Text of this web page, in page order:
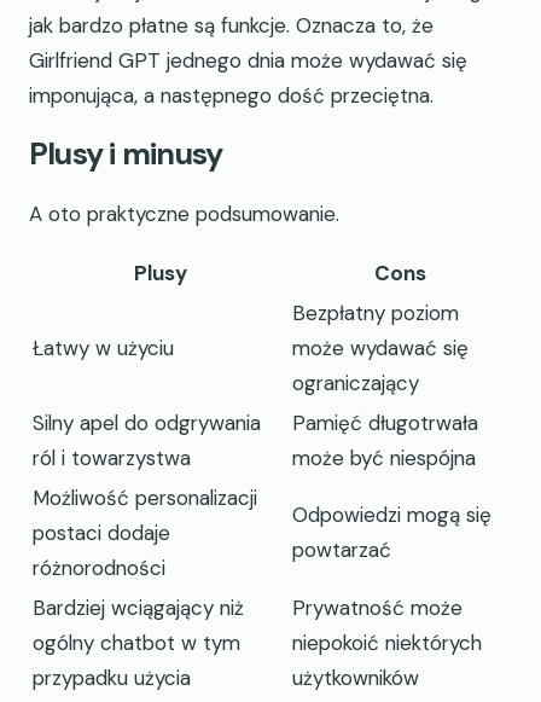
jak bardzo płatne są funkcje. Oznacza to, że
Girlfriend GPT jednego dnia może wydawać się
imponująca, a następnego dość przeciętna.
Plusy i minusy
A oto praktyczne podsumowanie.
Plusy Cons
Łatwy w użyciu
Bezpłatny poziom
może wydawać się
ograniczający
Silny apel do odgrywania
ról i towarzystwa
Pamięć długotrwała
może być niespójna
Możliwość personalizacji
postaci dodaje
różnorodności
Odpowiedzi mogą się
powtarzać
Bardziej wciągający niż
ogólny chatbot w tym
przypadku użycia
Prywatność może
niepokoić niektórych
użytkowników